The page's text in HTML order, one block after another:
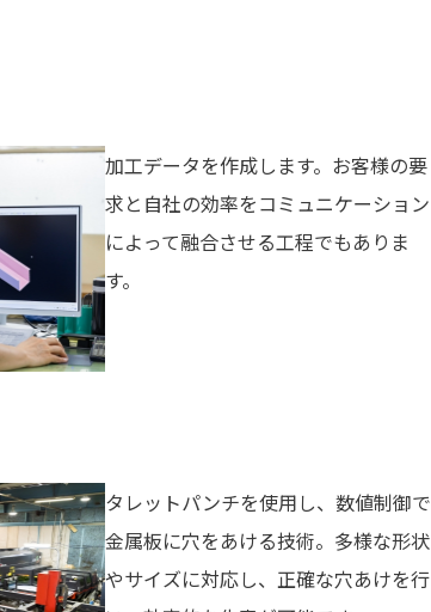
加工データを作成します。お客様の要
求と自社の効率をコミュニケーション
によって融合させる工程でもありま
す。
タレットパンチを使用し、数値制御で
金属板に穴をあける技術。多様な形状
やサイズに対応し、正確な穴あけを行